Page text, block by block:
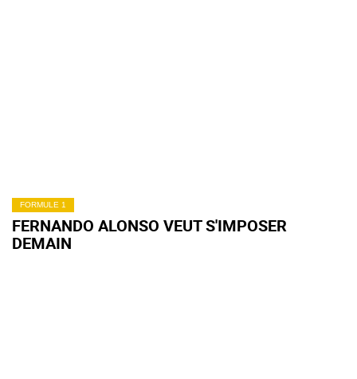
FORMULE 1
FERNANDO ALONSO VEUT S'IMPOSER
DEMAIN